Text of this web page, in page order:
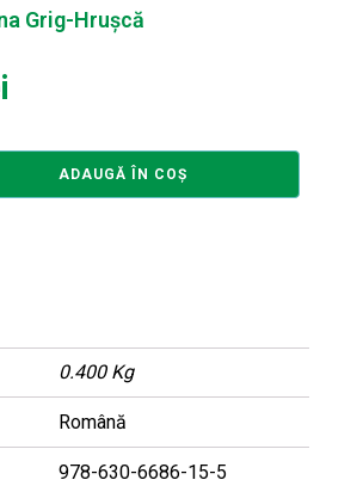
Grig-Hrușcă
ADAUGĂ ÎN COȘ
0.400 Kg
Română
978-630-6686-15-5